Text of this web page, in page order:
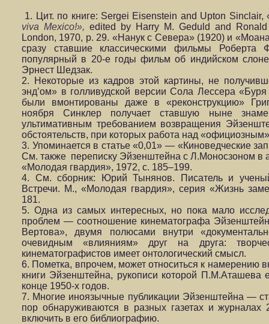
1. Цит. по книге: Sergei Eisenstein and Upton
viva Mexico!», edited by Harry M. Geduld and
London, 1970, p. 29. «Нанук с Севера» (1920) и
сразу ставшие классическими фильмы Роберта
популярный в 20-е годы фильм об индийском
Эрнест Шедзак.
2. Некоторые из кадров этой картины, не
энд’ом» в голливудской версии Сола Лессера
были вмонтированы даже в «реконструкцию»
ноября Синклер получает ставшую ныне
ультимативным требованием возвращения
обстоятельств, при которых работа над
3. Упоминается в статье «0,01» — «Киноведческие
См. также переписку Эйзенштейна с Л.Моносзоном в
«Молодая гвардия», 1972, с. 185–199.
4. См. сборник: Юрий Тынянов. Писатель и
Встречи. M., «Молодая гвардия», серия «Жизнь
181.
5. Одна из самых интересных, но пока мало
проблем — соотношение кинематографа
Вертова», двумя полюсами внутри
очевидным «влияниям» друг на друга:
кинематографистов имеет онтологический смысл.
6. Пометка, впрочем, может относиться к намерению
книги Эйзенштейна, рукописи которой П.М.Аташева
конце 1950-х годов.
7. Многие иноязычные публикации Эйзенштейна —
пор обнаруживаются в разных газетах и журналах
включить в его библиографию.